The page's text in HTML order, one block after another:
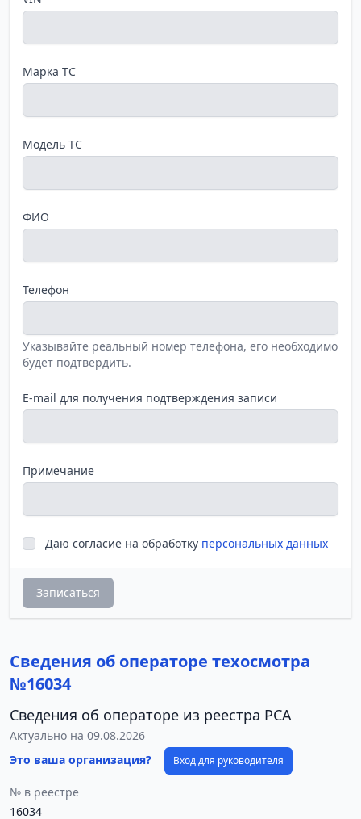
Марка ТС
Модель ТС
ФИО
Телефон
Указывайте реальный номер телефона, его необходимо
будет подтвердить.
E-mail для получения подтверждения записи
Примечание
Даю согласие на обработку персональных данных
Записаться
Сведения об операторе техосмотра
№16034
Сведения об операторе из реестра РСА
Актуально на 09.08.2026
Это ваша организация?
Вход для руководителя
№ в реестре
16034